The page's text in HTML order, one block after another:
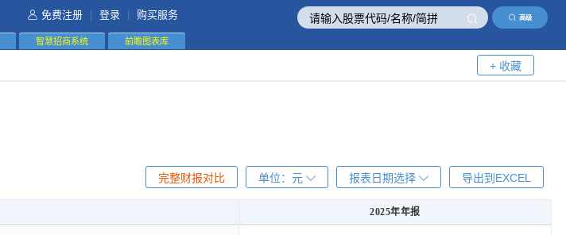
高级
免费注册 登录 购买服务
智慧招商系统 前瞻图表库
+ 收藏
导出到EXCEL
报表日期选择
单位： 元
完整财报对比
2025年年报